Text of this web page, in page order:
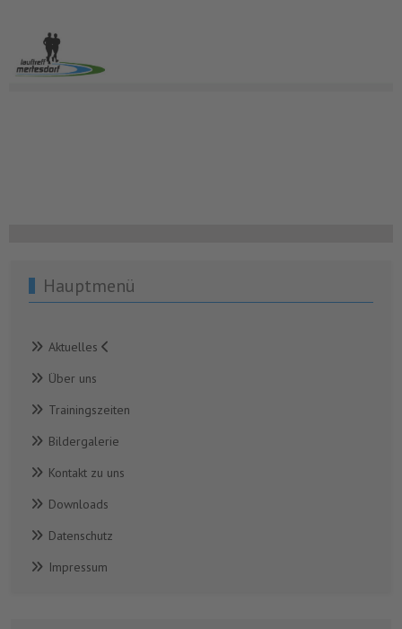
Hauptmenü
Aktuelles
Über uns
Trainingszeiten
Bildergalerie
Kontakt zu uns
Downloads
Datenschutz
Impressum